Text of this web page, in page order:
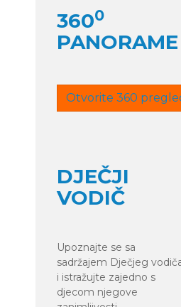
3600
PANORAME
Otvorite 360
DJEČJI
VODIČ
Upoznajte se sa
sadržajem Dječjeg
i istražujte zajedno s
djecom njegove